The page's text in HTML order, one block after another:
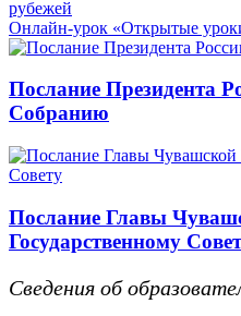
рубежей
Онлайн-урок «Открытые
Послание Президента
Собранию
Послание Главы
Государственному
Сведения об